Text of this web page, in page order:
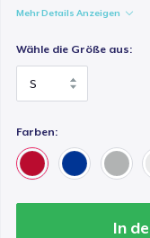
Mehr Details Anzeigen
Wähle die Größe aus:
Farben:
In